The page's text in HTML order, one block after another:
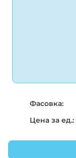
Фасовка:
Цена за ед.: